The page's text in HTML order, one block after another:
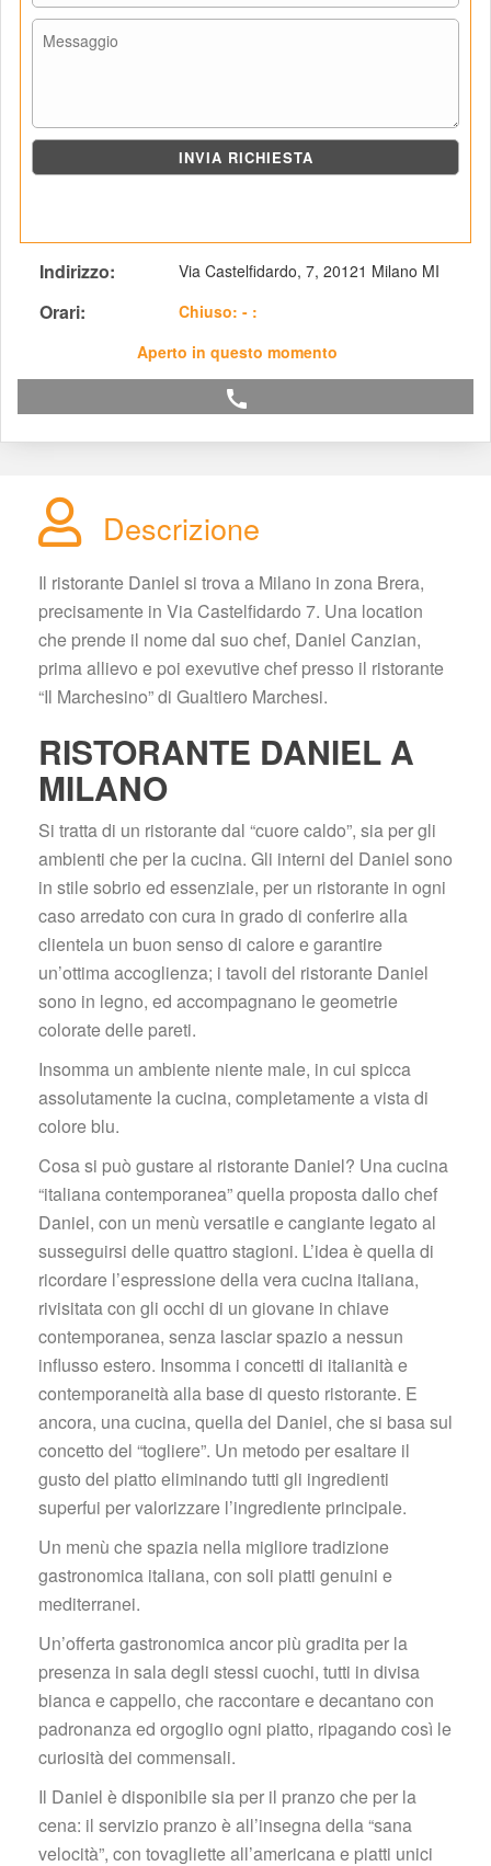
Indirizzo: Via Castelfidardo, 7, 20121 Milano MI
Orari:
Chiuso: - :
Aperto in questo momento
call
Descrizione
Il ristorante Daniel si trova a Milano in zona Brera,
precisamente in Via Castelfidardo 7. Una location
che prende il nome dal suo chef, Daniel Canzian,
prima allievo e poi exevutive chef presso il ristorante
“Il Marchesino” di Gualtiero Marchesi.
RISTORANTE DANIEL A
MILANO
Si tratta di un ristorante dal “cuore caldo”, sia per gli
ambienti che per la cucina. Gli interni del Daniel sono
in stile sobrio ed essenziale, per un ristorante in ogni
caso arredato con cura in grado di conferire alla
clientela un buon senso di calore e garantire
un’ottima accoglienza; i tavoli del ristorante Daniel
ono in legno, ed accompagnano le geometrie
colorate delle pareti.
Insomma un ambiente niente male, in cui spicca
assolutamente la cucina, completamente a vista di
colore blu.
Cosa si può gustare al ristorante Daniel? Una cucina
“italiana contemporanea” quella proposta dallo chef
Daniel, con un menù versatile e cangiante legato al
usseguirsi delle quattro stagioni. L’idea è quella di
ricordare l’espressione della vera cucina italiana,
rivisitata con gli occhi di un giovane in chiave
contemporanea, senza lasciar spazio a nessun
influsso estero. Insomma i concetti di italianità e
contemporaneità alla base di questo ristorante. E
ancora, una cucina, quella del Daniel, che si basa sul
concetto del “togliere”. Un metodo per esaltare il
gusto del piatto eliminando tutti gli ingredienti
uperfui per valorizzare l’ingrediente principale.
Un menù che spazia nella migliore tradizione
gastronomica italiana, con soli piatti genuini e
mediterranei.
Un’offerta gastronomica ancor più gradita per la
presenza in sala degli stessi cuochi, tutti in divisa
bianca e cappello, che raccontare e decantano con
padronanza ed orgoglio ogni piatto, ripagando così le
curiosità dei commensali.
Il Daniel è disponibile sia per il pranzo che per la
cena: il servizio pranzo è all’insegna della “sana
velocità”, con tovagliette all’americana e piatti unici